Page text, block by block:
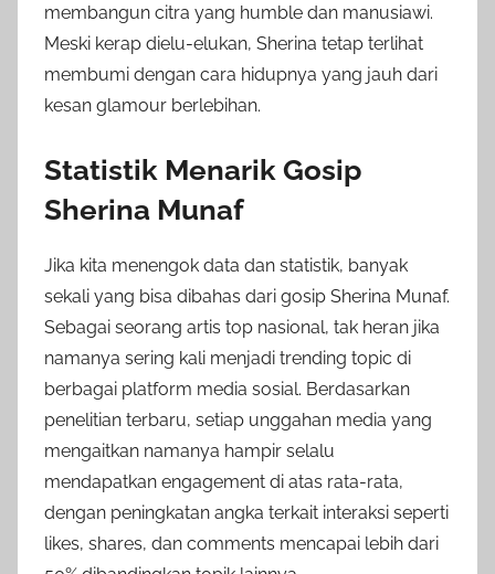
membangun citra yang humble dan manusiawi.
Meski kerap dielu-elukan, Sherina tetap terlihat
membumi dengan cara hidupnya yang jauh dari
kesan glamour berlebihan.
Statistik Menarik Gosip
Sherina Munaf
Jika kita menengok data dan statistik, banyak
sekali yang bisa dibahas dari gosip Sherina Munaf.
Sebagai seorang artis top nasional, tak heran jika
namanya sering kali menjadi trending topic di
berbagai platform media sosial. Berdasarkan
penelitian terbaru, setiap unggahan media yang
mengaitkan namanya hampir selalu
mendapatkan engagement di atas rata-rata,
dengan peningkatan angka terkait interaksi seperti
likes, shares, dan comments mencapai lebih dari